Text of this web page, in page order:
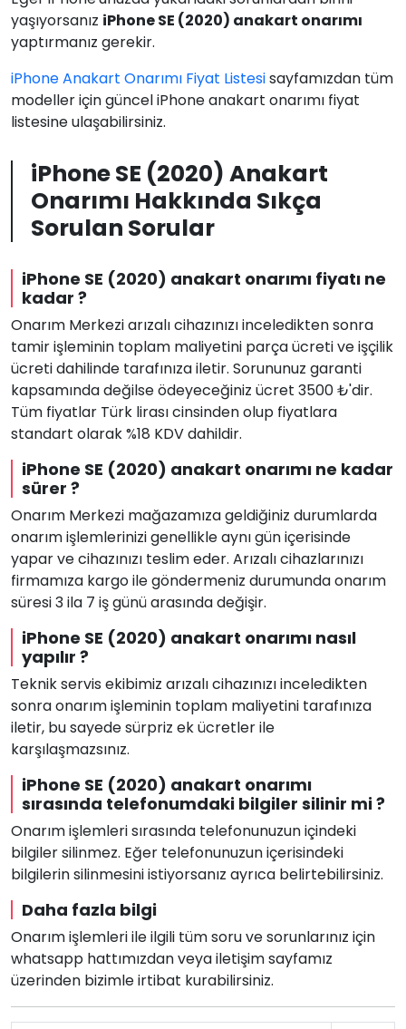
yaşıyorsanız iPhone SE (2020) anakart onarımı
yaptırmanız gerekir.
iPhone Anakart Onarımı Fiyat Listesisayfamızdan tüm
modeller için güncel iPhone anakart onarımı fiyat
listesine ulaşabilirsiniz.
iPhone SE (2020) Anakart
Onarımı Hakkında Sıkça
Sorulan Sorular
iPhone SE (2020) anakart onarımı fiyatı ne
kadar ?
Onarım Merkezi arızalı cihazınızı inceledikten sonra
tamir işleminin toplam maliyetini parça ücreti ve işçilik
ücreti dahilinde tarafınıza iletir. Sorununuz garanti
kapsamında değilse ödeyeceğiniz ücret 3500 ₺'dir.
Tüm fiyatlar Türk lirası cinsinden olup fiyatlara
standart olarak %18 KDV dahildir.
iPhone SE (2020) anakart onarımı ne kadar
sürer ?
Onarım Merkezi mağazamıza geldiğiniz durumlarda
onarım işlemlerinizi genellikle aynı gün içerisinde
yapar ve cihazınızı teslim eder. Arızalı cihazlarınızı
firmamıza kargo ile göndermeniz durumunda onarım
süresi 3 ila 7 iş günü arasında değişir.
iPhone SE (2020) anakart onarımı nasıl
yapılır ?
Teknik servis ekibimiz arızalı cihazınızı inceledikten
sonra onarım işleminin toplam maliyetini tarafınıza
iletir, bu sayede sürpriz ek ücretler ile
karşılaşmazsınız.
iPhone SE (2020) anakart onarımı
sırasında telefonumdaki bilgiler silinir mi ?
Onarım işlemleri sırasında telefonunuzun içindeki
bilgiler silinmez. Eğer telefonunuzun içerisindeki
bilgilerin silinmesini istiyorsanız ayrıca belirtebilirsiniz.
Daha fazla bilgi
Onarım işlemleri ile ilgili tüm soru ve sorunlarınız için
whatsapp hattımızdan veya iletişim sayfamız
üzerinden bizimle irtibat kurabilirsiniz.